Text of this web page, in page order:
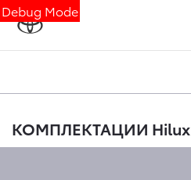
Debug Mode
КОМПЛЕКТАЦИИ Hilux